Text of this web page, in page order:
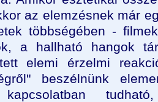
az elemzésnek már
többségében -
a hallható hangok
elemi érzelmi
beszélnünk
kapcsolatban